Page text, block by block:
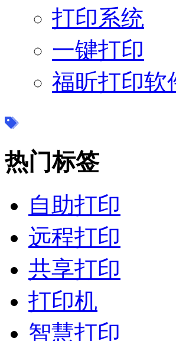
打印系统
一键打印
福昕打印软
热门标签
自助打印
远程打印
共享打印
打印机
智慧打印